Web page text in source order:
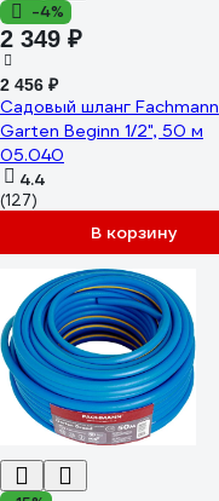
-4%
2 349 ₽
2 456 ₽
Садовый шланг Fachmann
Garten Beginn 1/2", 50 м
05.040
4.4
(127)
В корзину